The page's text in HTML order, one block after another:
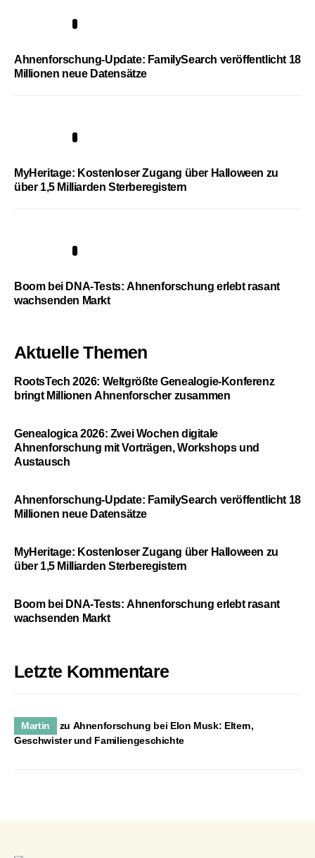
Ahnenforschung-Update: FamilySearch veröffentlicht 18
Millionen neue Datensätze
MyHeritage: Kostenloser Zugang über Halloween zu
über 1,5 Milliarden Sterberegistern
Boom bei DNA-Tests: Ahnenforschung erlebt rasant
wachsenden Markt
Aktuelle Themen
RootsTech 2026: Weltgrößte Genealogie-Konferenz
bringt Millionen Ahnenforscher zusammen
Genealogica 2026: Zwei Wochen digitale
Ahnenforschung mit Vorträgen, Workshops und
Austausch
Ahnenforschung-Update: FamilySearch veröffentlicht 18
Millionen neue Datensätze
MyHeritage: Kostenloser Zugang über Halloween zu
über 1,5 Milliarden Sterberegistern
Boom bei DNA-Tests: Ahnenforschung erlebt rasant
wachsenden Markt
Letzte Kommentare
Martin zu Ahnenforschung bei Elon Musk: Eltern,
Geschwister und Familiengeschichte